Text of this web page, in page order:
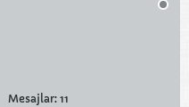
Mesajlar: 11